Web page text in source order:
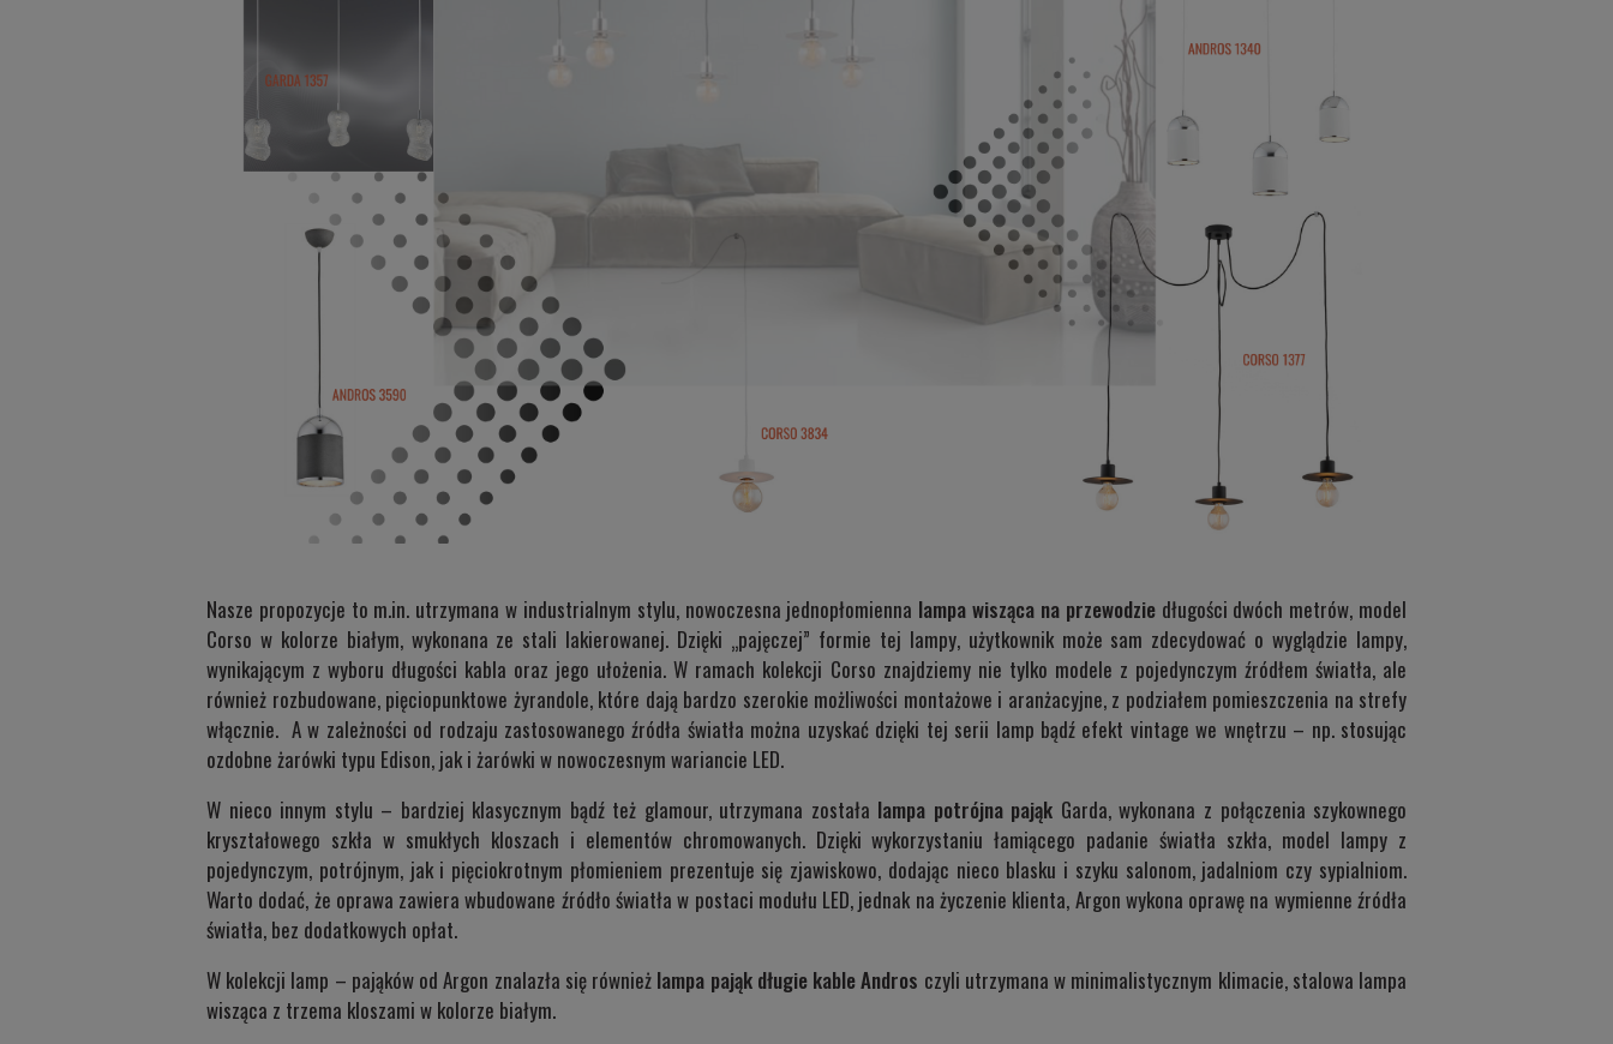
Nasze propozycje to m.in. utrzymana w industrialnym stylu, nowoczesna jednopłomienna lampa wisząca na przewodziedługości dwóch metrów, model
Corso w kolorze białym, wykonana ze stali lakierowanej. Dzięki „pajęczej” formie tej lampy, użytkownik może sam zdecydować o wyglądzie lampy,
wynikającym z wyboru długości kabla oraz jego ułożenia. W ramach kolekcji Corso znajdziemy nie tylko modele z pojedynczym źródłem światła, ale
również rozbudowane, pięciopunktowe żyrandole, które dają bardzo szerokie możliwości montażowe i aranżacyjne, z podziałem pomieszczenia na strefy
włącznie. A w zależności od rodzaju zastosowanego źródła światła można uzyskać dzięki tej serii lamp bądź efekt vintage we wnętrzu – np. stosując
ozdobne żarówki typu Edison, jak i żarówki w nowoczesnym wariancie LED.
W nieco innym stylu – bardziej klasycznym bądź też glamour, utrzymana została lampa potrójna pająk Garda, wykonana z połączenia szykownego
kryształowego szkła w smukłych kloszach i elementów chromowanych. Dzięki wykorzystaniu łamiącego padanie światła szkła, model lampy z
pojedynczym, potrójnym, jak i pięciokrotnym płomieniem prezentuje się zjawiskowo, dodając nieco blasku i szyku salonom, jadalniom czy sypialniom.
Warto dodać, że oprawa zawiera wbudowane źródło światła w postaci modułu LED, jednak na życzenie klienta, Argon wykona oprawę na wymienne źródła
światła, bez dodatkowych opłat.
W kolekcji lamp – pająków od Argon znalazła się również lampa pająk długie kableAndros czyli utrzymana w minimalistycznym klimacie, stalowa lampa
wisząca z trzema kloszami w kolorze białym.